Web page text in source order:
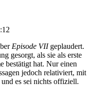
Episode VIIgeplaudert.
gesorgt, als sie als erste
bestätigt hat. Nur einen
jedoch relativiert, mit
es sei nichts offiziell.